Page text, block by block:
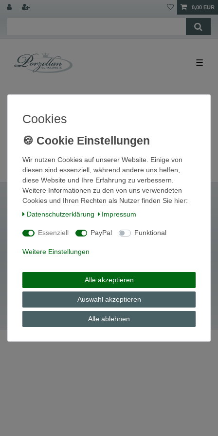
0,00 EUR
☰
Widerrufs­recht Widerrufs­formular
© Copyright 2026 | Alle Rechte vorbehalten.
Cookies
Wir nutzen Cookies auf unserer Website. Einige von
diesen sind essenziell, während andere uns helfen,
diese Website und Ihre Erfahrung zu verbessern.
Weitere Informationen zu den von uns verwendeten
Cookies und Ihren Rechten als Nutzer finden Sie hier:
Daten­schutz­erklärung
Impressum
Essenziell PayPal Funktional
Weitere Einstellungen
Alle akzeptieren
Auswahl akzeptieren
Alle ablehnen